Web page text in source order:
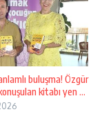
buluşma! Özgür
kitabı yen ...